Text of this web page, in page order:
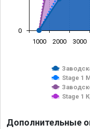
Stage 1
Stage 1
1000 2000 3000
0
Дополнительные